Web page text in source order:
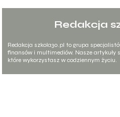
Redakcja
Redakcja szkola30.pl to grupa
finansów i multimediów. Nasze artykuły
które wykorzystasz w codziennym życiu.